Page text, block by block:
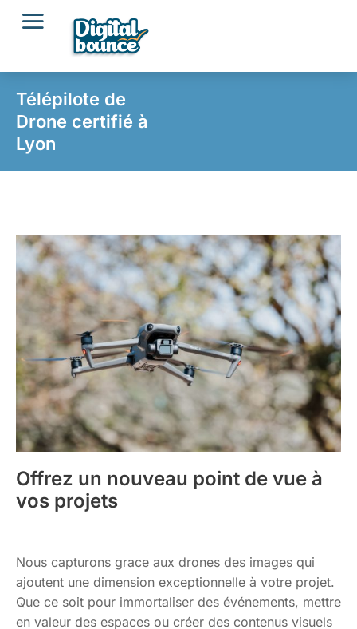
Télépilote de
Drone certifié à
Lyon
Offrez un nouveau point de vue à
vos projets
Nous capturons grace aux drones des images qui
ajoutent une dimension exceptionnelle à votre projet.
Que ce soit pour immortaliser des événements, mettre
en valeur des espaces ou créer des contenus visuels